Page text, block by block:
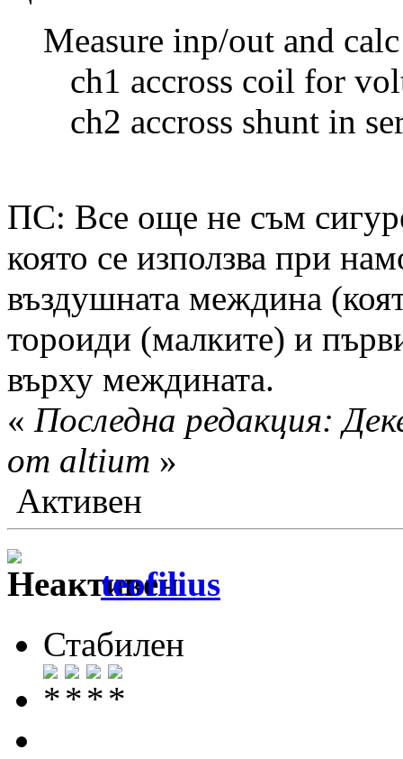
Measure inp/out and
ch1 accross coil for
ch2 accross shunt in
ПС: Все още не съм
която се използва при
въздушната междина
тороиди (малките) и
върху междината.
« Последна редакция:
от altium »
Активен
teofilius
Стабилен